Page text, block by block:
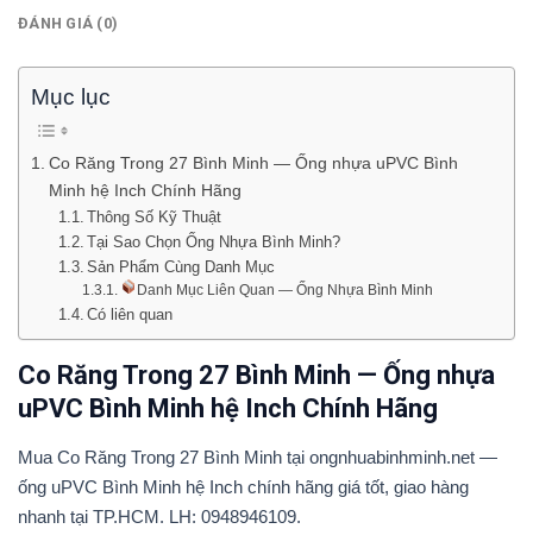
ĐÁNH GIÁ (0)
Mục lục
Co Răng Trong 27 Bình Minh — Ống nhựa uPVC Bình
Minh hệ Inch Chính Hãng
Thông Số Kỹ Thuật
Tại Sao Chọn Ống Nhựa Bình Minh?
Sản Phẩm Cùng Danh Mục
Danh Mục Liên Quan — Ống Nhựa Bình Minh
Có liên quan
Co Răng Trong 27 Bình Minh — Ống nhựa
uPVC Bình Minh hệ Inch Chính Hãng
Mua Co Răng Trong 27 Bình Minh tại ongnhuabinhminh.net —
ống uPVC Bình Minh hệ Inch chính hãng giá tốt, giao hàng
nhanh tại TP.HCM. LH: 0948946109.